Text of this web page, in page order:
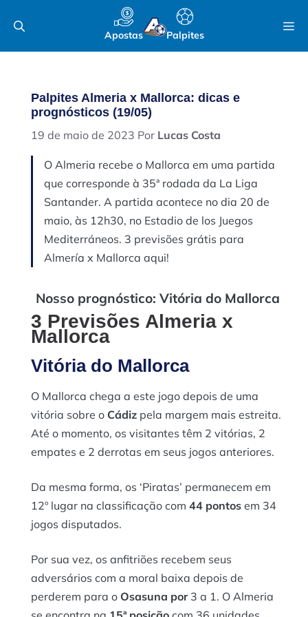
para
Apostas Palpites
Palpites Almeria x Mallorca: dicas e
prognósticos (19/05)
19 de maio de 2023 Por Lucas Costa
O Almeria recebe o Mallorca em uma partida
que corresponde à 35ª rodada da La Liga
Santander. A partida acontece no dia 20 de
maio, às 12h30, no Estadio de los Juegos
Mediterráneos. 3 previsões grátis para
Almería x Mallorca aqui!
Nosso prognóstico: Vitória do Mallorca
3 Previsões Almeria x
Mallorca
Vitória do Mallorca
O Mallorca chega a este jogo depois de uma
vitória sobre o Cádiz pela margem mais estreita.
Até o momento, os visitantes têm 2 vitórias, 2
empates e 2 derrotas em seus jogos anteriores.
Da mesma forma, os ‘Piratas’ permanecem em
12º lugar na classificação com 44 pontos em 34
jogos disputados.
Por sua vez, os anfitriões recebem seus
adversários com a moral baixa depois de
perderem para o Osasuna por 3 a 1. O Almeria